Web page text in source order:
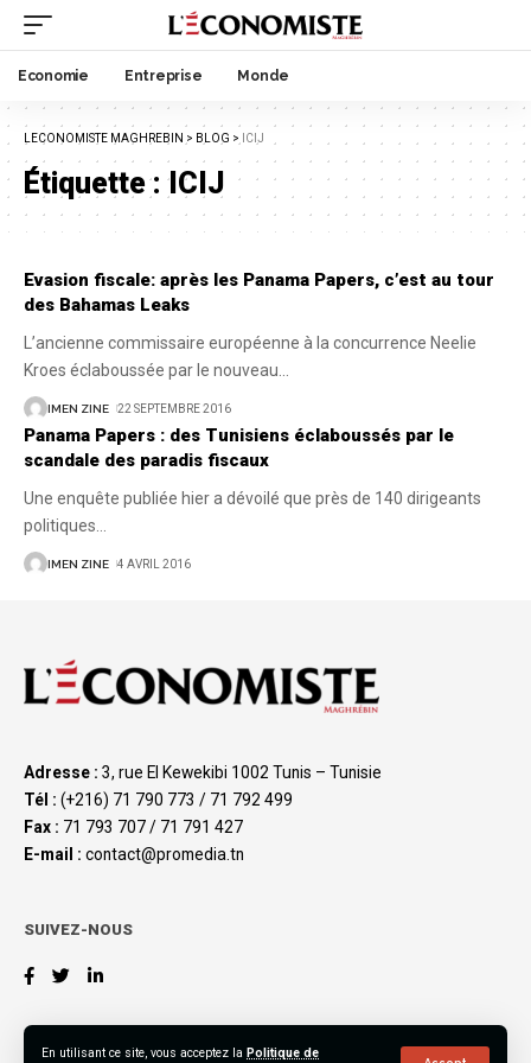
En utilisant ce site, vous acceptez la Politique de
Economie Entreprise Monde
LECONOMISTE MAGHREBIN > BLOG > ICIJ
Étiquette :ICIJ
Evasion fiscale: après les Panama Papers, c’est au tour
des Bahamas Leaks
L’ancienne commissaire européenne à la concurrence Neelie
Kroes éclaboussée par le nouveau
IMEN ZINE 22 SEPTEMBRE 2016
Panama Papers : des Tunisiens éclaboussés par le
scandale des paradis fiscaux
Une enquête publiée hier a dévoilé que près de 140 dirigeants
politiques
IMEN ZINE 4 AVRIL 2016
Adresse : 3, rue El Kewekibi 1002 Tunis – Tunisie
Tél : (+216) 71 790 773 / 71 792 499
Fax : 71 793 707 / 71 791 427
E-mail : contact@promedia.tn
SUIVEZ-NOUS